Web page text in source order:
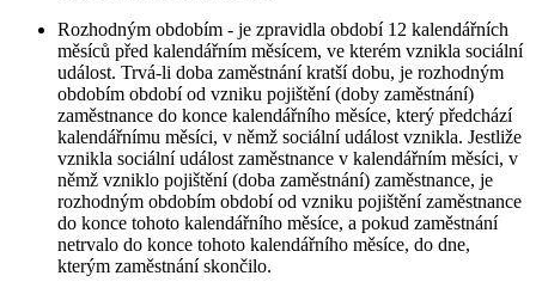
Rozhodným obdobím - je zpravidla období 12 kalendářních
měsíců před kalendářním měsícem, ve kterém vznikla sociální
událost. Trvá-li doba zaměstnání kratší dobu, je rozhodným
obdobím období od vzniku pojištění (doby zaměstnání)
zaměstnance do konce kalendářního měsíce, který předchází
kalendářnímu měsíci, v němž sociální událost vznikla. Jestliže
vznikla sociální událost zaměstnance v kalendářním měsíci, v
němž vzniklo pojištění (doba zaměstnání) zaměstnance, je
rozhodným obdobím období od vzniku pojištění zaměstnance
do konce tohoto kalendářního měsíce, a pokud zaměstnání
netrvalo do konce tohoto kalendářního měsíce, do dne,
kterým zaměstnání skončilo.